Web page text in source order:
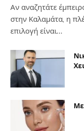
Αν αναζητάτε
στην Καλαμάτα, η
επιλογή είναι…